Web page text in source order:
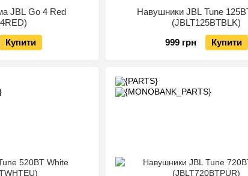
JBL Go 4 Red
Купити
Навушники JBL Tune
(JBLT125BTBLK)
999 грн
Купити